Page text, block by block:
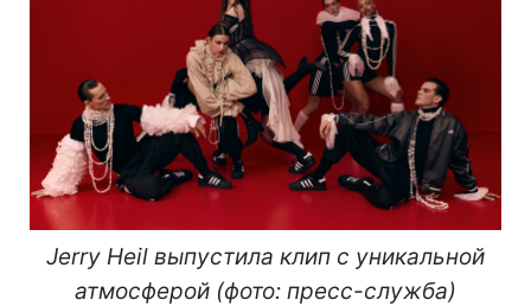
Jerry Heil выпустила клип с уникальной
атмосферой (фото: пресс-служба)